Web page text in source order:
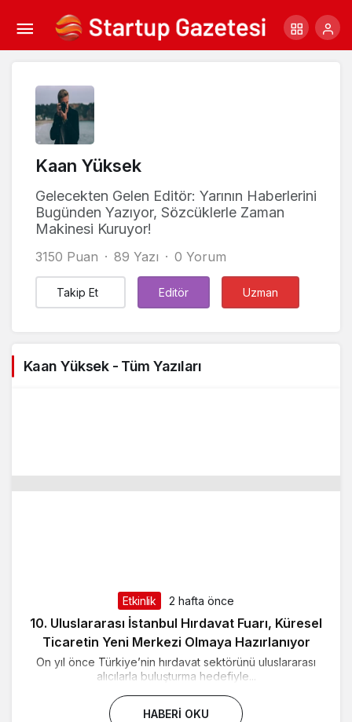
Kaan Yüksek
Gelecekten Gelen Editör: Yarının Haberlerini
Bugünden Yazıyor, Sözcüklerle Zaman
Makinesi Kuruyor!
3150 Puan 89 Yazı 0 Yorum
Takip Et Editör Uzman
Kaan Yüksek - Tüm Yazıları
Etkinlik 2 hafta önce
10. Uluslararası İstanbul Hırdavat Fuarı, Küresel
Ticaretin Yeni Merkezi Olmaya Hazırlanıyor
On yıl önce Türkiye’nin hırdavat sektörünü uluslararası
alıcılarla buluşturma hedefiyle...
HABERI OKU